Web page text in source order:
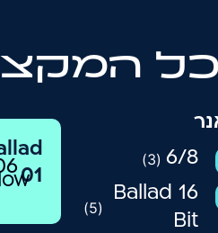
6/8
(
3
)
Ballad 16
Bit
(
5
)
01